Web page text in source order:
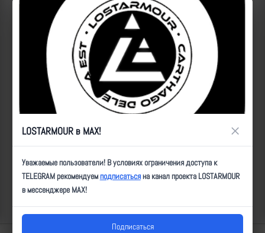
Операторы Центра "Рубикон" бьют по целям ВСУ на
Краснолиманском направлении
LOSTARMOUR в MAX! ×
Уважаемые пользователи! В условиях ограничения доступа к
TELEGRAM рекомендуемподписатьсяна канал проекта LOSTARMOUR
в мессенджере MAX!
Подписаться